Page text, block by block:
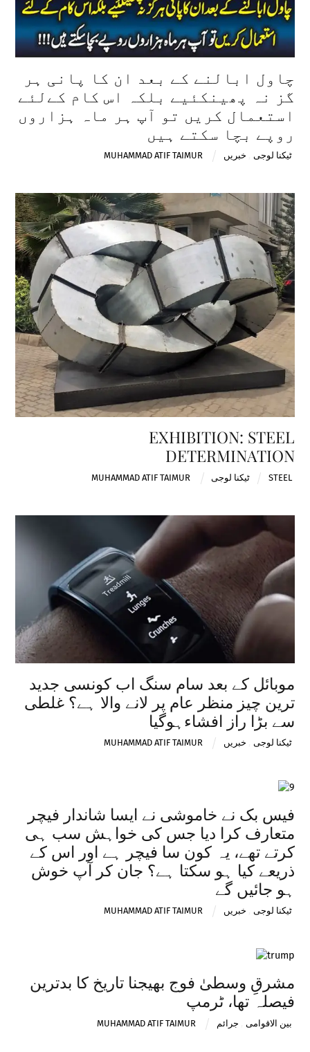
چاول ابالنے کے بعد ان کا پانی ہر
گز نہ پھینکئیے بلکہ اس کام کےلئے
استعمال کریں تو آپ ہر ماہ ہزاروں
روپے بچا سکتے ہیں
MUHAMMAD ATIF TAIMUR ٹیکنا لوجی خبریں
EXHIBITION: STEEL
DETERMINATION
MUHAMMAD ATIF TAIMUR ٹیکنا لوجی STEEL
موبائل کے بعد سام سنگ اب کونسی جدید
ترین چیز منظر عام پر لانے والا ہے؟ غلطی
سے بڑا راز افشاءہوگیا
MUHAMMAD ATIF TAIMUR ٹیکنا لوجی خبریں
فیس بک نے خاموشی نے ایسا شاندار فیچر
متعارف کرا دیا جس کی خواہش سب ہی
کرتے تھے، یہ کون سا فیچر ہے اور اس کے
ذریعے کیا ہو سکتا ہے؟ جان کر آپ خوش
ہو جائیں گے
MUHAMMAD ATIF TAIMUR ٹیکنا لوجی خبریں
مشرقِ وسطیٰ فوج بھیجنا تاریخ کا بدترین
فیصلہ تھا، ٹرمپ
MUHAMMAD ATIF TAIMUR بین الاقوامی جرائم